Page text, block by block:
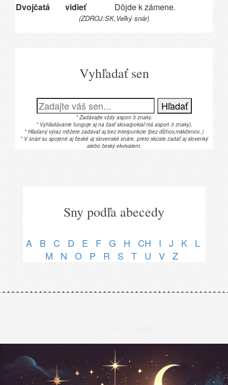
Dvojčatá vidieť Dôjde k zámene.
(ZDROJ:SK,Veľký snár)
Vyhľadať sen
Hľadať
* Zadávajte vždy aspon 3 znaky.
* Vyhľadávanie funguje aj na časť slova(pokiaľ má aspoň 3 znaky).
* Hľadaný výraz môžete zadávať aj bez interpunkcie (bez dĺžňov,mäkčenov..)
* V snári su spojené aj české aj slovenské snáre, preto skúste zadať aj slovenký
alebo český ekvivalent.
Sny podľa abecedy
A B C D E F G H CH I J K
L
M
N O P R S T U V Z